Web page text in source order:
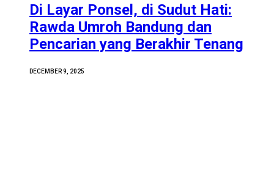
Di Layar Ponsel, di Sudut Hati:
Rawda Umroh Bandung dan
Pencarian yang Berakhir Tenang
DECEMBER 9, 2025